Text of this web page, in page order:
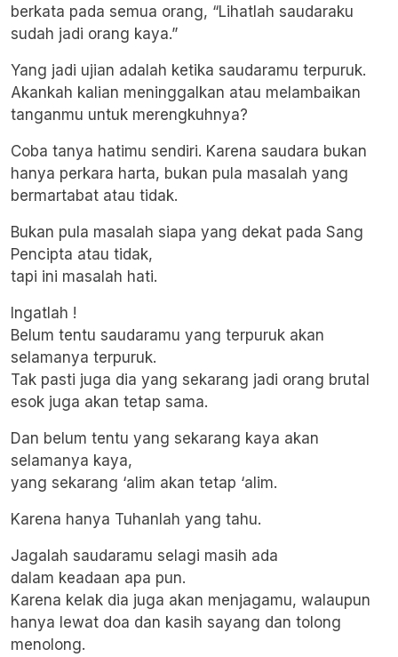
berkata pada semua orang, “Lihatlah saudaraku
sudah jadi orang kaya.”
Yang jadi ujian adalah ketika saudaramu terpuruk.
Akankah kalian meninggalkan atau melambaikan
tanganmu untuk merengkuhnya?
Coba tanya hatimu sendiri. Karena saudara bukan
hanya perkara harta, bukan pula masalah yang
bermartabat atau tidak.
Bukan pula masalah siapa yang dekat pada Sang
Pencipta atau tidak,
tapi ini masalah hati.
Ingatlah !
Belum tentu saudaramu yang terpuruk akan
selamanya terpuruk.
Tak pasti juga dia yang sekarang jadi orang brutal
esok juga akan tetap sama.
Dan belum tentu yang sekarang kaya akan
selamanya kaya,
yang sekarang ‘alim akan tetap ‘alim.
Karena hanya Tuhanlah yang tahu.
Jagalah saudaramu selagi masih ada
dalam keadaan apa pun.
Karena kelak dia juga akan menjagamu, walaupun
hanya lewat doa dan kasih sayang dan tolong
menolong.